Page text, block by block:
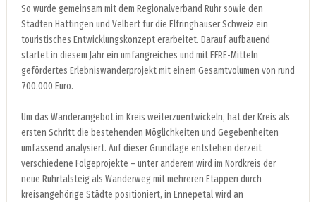
So wurde gemeinsam mit dem Regionalverband Ruhr sowie den
Städten Hattingen und Velbert für die Elfringhauser Schweiz ein
touristisches Entwicklungskonzept erarbeitet. Darauf aufbauend
startet in diesem Jahr ein umfangreiches und mit EFRE-Mitteln
gefördertes Erlebniswanderprojekt mit einem Gesamtvolumen von rund
700.000 Euro.
Um das Wanderangebot im Kreis weiterzuentwickeln, hat der Kreis als
ersten Schritt die bestehenden Möglichkeiten und Gegebenheiten
umfassend analysiert. Auf dieser Grundlage entstehen derzeit
verschiedene Folgeprojekte – unter anderem wird im Nordkreis der
neue Ruhrtalsteig als Wanderweg mit mehreren Etappen durch
kreisangehörige Städte positioniert, in Ennepetal wird an